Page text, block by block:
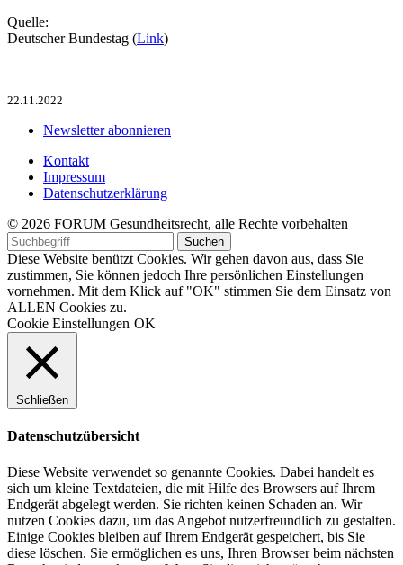
Quelle:
Deutscher Bundestag (Link)
22.11.2022
Newsletter abonnieren
Kontakt
Impressum
Datenschutzerklärung
© 2026 FORUM Gesundheitsrecht, alle Rechte vorbehalten
Diese Website benützt Cookies. Wir gehen davon aus, dass Sie
zustimmen, Sie können jedoch Ihre persönlichen Einstellungen
vornehmen. Mit dem Klick auf "OK" stimmen Sie dem Einsatz von
ALLEN Cookies zu.
Cookie Einstellungen OK
Schließen
Datenschutzübersicht
Diese Website verwendet so genannte Cookies. Dabei handelt es
sich um kleine Textdateien, die mit Hilfe des Browsers auf Ihrem
Endgerät abgelegt werden. Sie richten keinen Schaden an. Wir
nutzen Cookies dazu, um das Angebot nutzerfreundlich zu gestalten.
Einige Cookies bleiben auf Ihrem Endgerät gespeichert, bis Sie
diese löschen. Sie ermöglichen es uns, Ihren Browser beim nächsten